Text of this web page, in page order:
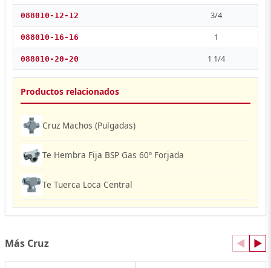
088010-12-12 3/4
088010-16-16 1
088010-20-20 1 1/4
Productos relacionados
Cruz Machos (Pulgadas)
Te Hembra Fija BSP Gas 60º Forjada
Te Tuerca Loca Central
Más Cruz ◀ ▶